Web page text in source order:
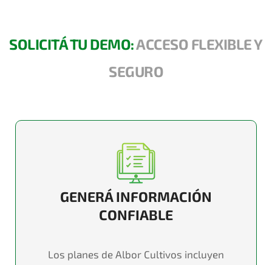
SOLICITÁ TU DEMO:ACCESO FLEXIBLE Y
SEGURO
GENERÁ INFORMACIÓN
CONFIABLE
Los planes de Albor Cultivos incluyen